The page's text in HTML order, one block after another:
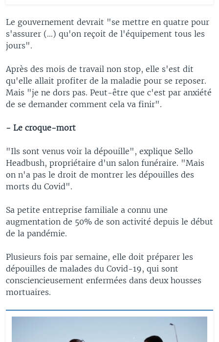
Le gouvernement devrait "se mettre en quatre pour
s'assurer (...) qu'on reçoit de l'équipement tous les
jours".
Après des mois de travail non stop, elle s'est dit
qu'elle allait profiter de la maladie pour se reposer.
Mais "je ne dors pas. Peut-être que c'est par anxiété
de se demander comment cela va finir".
- Le croque-mort
"Ils sont venus voir la dépouille", explique Sello
Headbush, propriétaire d'un salon funéraire. "Mais
on n'a pas le droit de montrer les dépouilles des
morts du Covid".
Sa petite entreprise familiale a connu une
augmentation de 50% de son activité depuis le début
de la pandémie.
Plusieurs fois par semaine, elle doit préparer les
dépouilles de malades du Covid-19, qui sont
consciencieusement enfermées dans deux housses
mortuaires.